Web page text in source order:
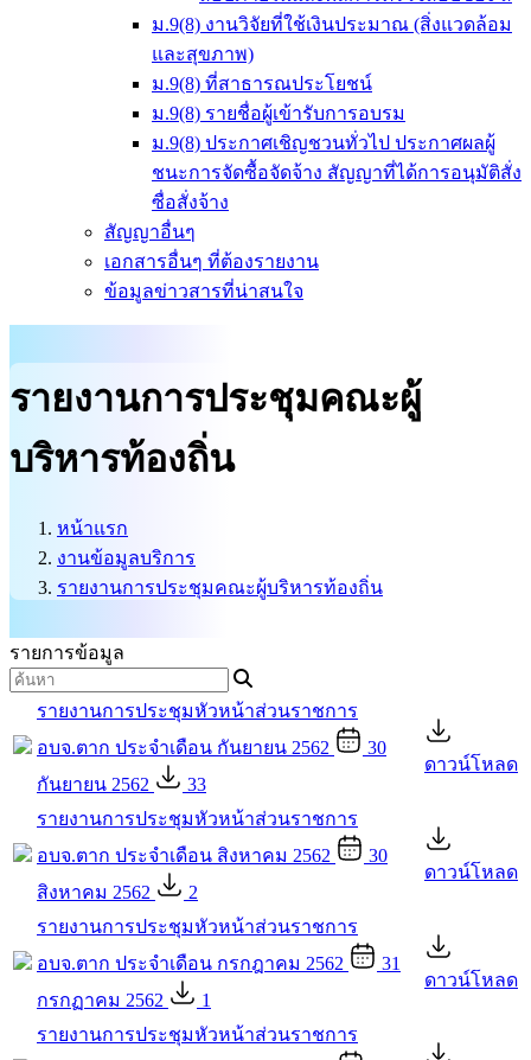
ม.9(8) งานวิจัยที่ใช้เงินประมาณ (สิ่งแวดล้อม
และสุขภาพ)
ม.9(8) ที่สาธารณประโยชน์
ม.9(8) รายชื่อผู้เข้ารับการอบรม
ม.9(8) ประกาศเชิญชวนทั่วไป ประกาศผลผู้
ชนะการจัดซื้อจัดจ้าง สัญญาที่ได้การอนุมัติสั่ง
ซื่อสั่งจ้าง
สัญญาอื่นๆ
เอกสารอื่นๆ ที่ต้องรายงาน
ข้อมูลข่าวสารที่น่าสนใจ
รายงานการประชุมคณะผู้
บริหารท้องถิ่น
หน้าแรก
งานข้อมูลบริการ
รายงานการประชุมคณะผู้บริหารท้องถิ่น
รายการข้อมูล
รายงานการประชุมหัวหน้าส่วนราชการ
อบจ.ตาก ประจำเดือน กันยายน 2562
30
กันยายน 2562
33
ดาวน์โหลด
รายงานการประชุมหัวหน้าส่วนราชการ
อบจ.ตาก ประจำเดือน สิงหาคม 2562
30
สิงหาคม 2562
2
ดาวน์โหลด
รายงานการประชุมหัวหน้าส่วนราชการ
อบจ.ตาก ประจำเดือน กรกฎาคม 2562
31
กรกฏาคม 2562
1
ดาวน์โหลด
รายงานการประชุมหัวหน้าส่วนราชการ